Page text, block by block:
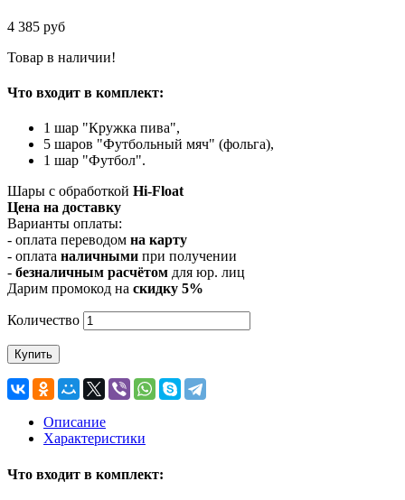
4 385 руб
Товар в наличии!
Что входит в комплект:
1 шар "Кружка пива",
5 шаров "Футбольный мяч" (фольга),
1 шар "Футбол".
Шары с обработкой Hi-Float
Цена на доставку
Варианты оплаты:
- оплата переводом на карту
- оплата наличными при получении
- безналичным расчётом для юр. лиц
Дарим промокод на cкидку 5%
Количество
Купить
Описание
Характеристики
Что входит в комплект: